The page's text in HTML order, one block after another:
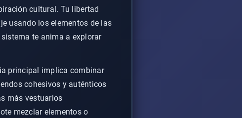
cultural. Tu libertad
usando los elementos de las
te anima a explorar
principal implica combinar
cohesivos y auténticos
más vestuarios
mezclar elementos o